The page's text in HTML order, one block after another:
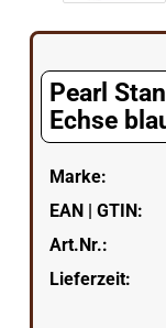
Pearl
Echse
Marke:
EAN | GTIN:
Art.Nr.:
Lieferzeit: